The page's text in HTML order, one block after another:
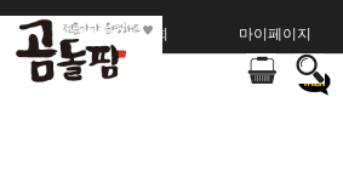
가입 주문조회 마이페이지